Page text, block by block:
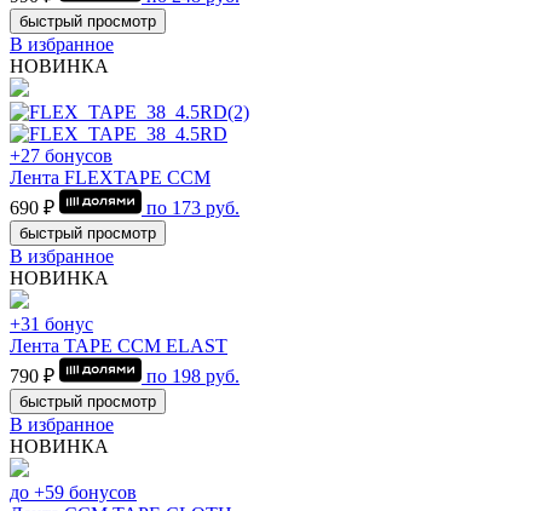
быстрый просмотр
В избранное
НОВИНКА
+27 бонусов
Лента FLEXTAPE CCM
690 ₽
по 173 руб.
быстрый просмотр
В избранное
НОВИНКА
+31 бонус
Лента TAPE CCM ELAST
790 ₽
по 198 руб.
быстрый просмотр
В избранное
НОВИНКА
до +59 бонусов